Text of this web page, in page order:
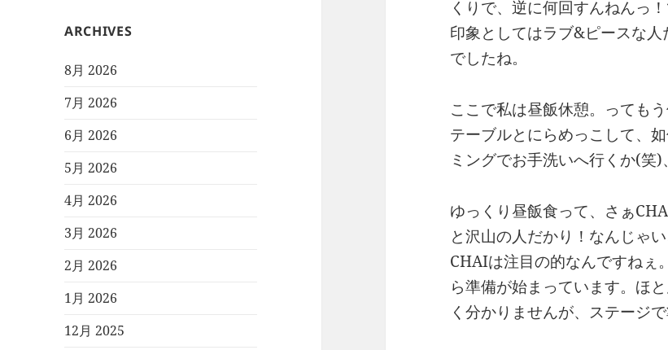
ARCHIVES
8月 2026
7月 2026
6月 2026
5月 2026
4月 2026
3月 2026
2月 2026
1月 2026
12月 2025
くりで、逆に何回すんねんっ
印象としてはラブ&ピースな
でしたね。
ここで私は昼飯休憩。っても
テーブルとにらめっこして、
ミングでお手洗いへ行くか(笑)
ゆっくり昼飯食って、さぁ
と沢山の人だかり！なんじゃ
CHAIは注目の的なんですねぇ
ら準備が始まっています。ほ
く分かりませんが、ステージ